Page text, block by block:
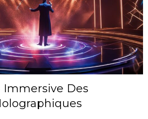
Immersive Des